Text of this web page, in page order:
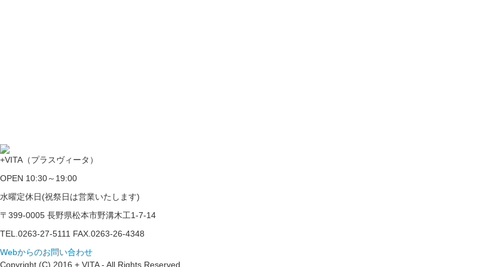
+VITA（プラスヴィータ）
OPEN 10:30～19:00
水曜定休日(祝祭日は営業いたします)
〒399-0005 長野県松本市野溝木工1-7-14
TEL.0263-27-5111 FAX.0263-26-4348
Webからのお問い合わせ
Copyright (C) 2016 + VITA - All Rights Reserved.